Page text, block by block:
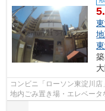
コンビニ「ローソン東淀川
地内ごみ置き場・エレベータ
利用可能な駅が2つあり、行